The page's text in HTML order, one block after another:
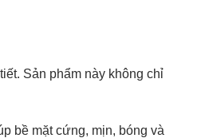
Sản phẩm này không chỉ
bề mặt cứng, mịn, bóng và